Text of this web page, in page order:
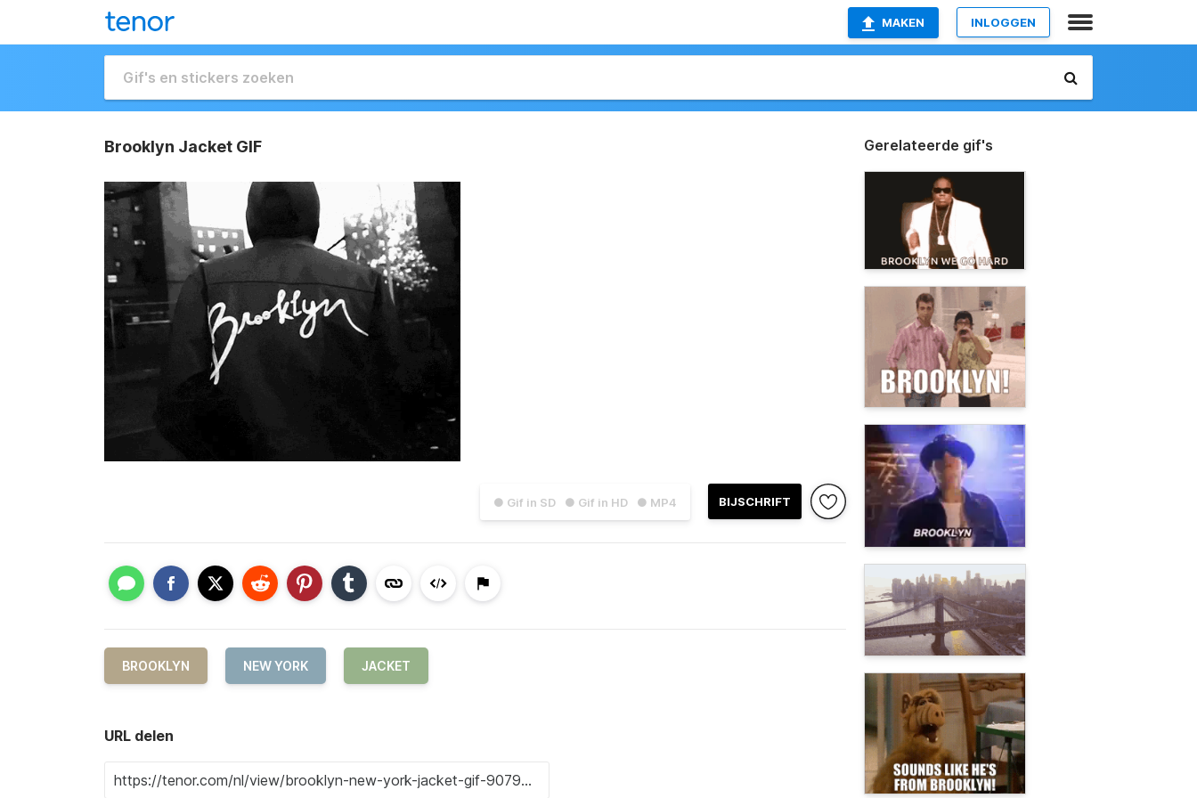
MAKEN INLOGGEN
Brooklyn Jacket GIF
● Gif in SD ● Gif in HD ● MP4 BIJSCHRIFT
BROOKLYN NEW YORK JACKET
URL delen
Gerelateerde gif's